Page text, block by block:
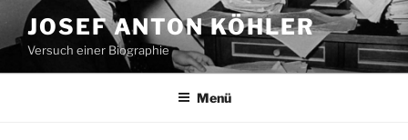
Inhalt
springen
JOSEF ANTON KÖHLER
Versuch einer Biographie
Menü